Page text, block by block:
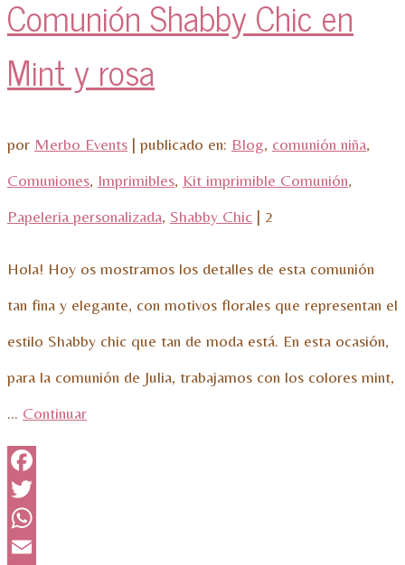
Comunión Shabby Chic en
Mint y rosa
por Merbo Events | publicado en: Blog, comunión niña,
Comuniones, Imprimibles, Kit imprimible Comunión,
Papeleria personalizada, Shabby Chic | 2
Hola! Hoy os mostramos los detalles de esta comunión
tan fina y elegante, con motivos florales que representan el
estilo Shabby chic que tan de moda está. En esta ocasión,
para la comunión de Julia, trabajamos con los colores mint,
… Continuar
Facebook
Twitter
WhatsApp